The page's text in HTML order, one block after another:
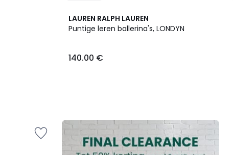
LAUREN RALPH LAUREN
Puntige leren ballerina's, LONDYN
140.00 €
FINAL
CLEARANCE